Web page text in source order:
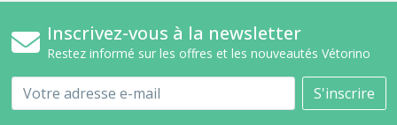
Inscrivez-vous à la newsletter
Restez informé sur les offres et les nouveautés Vétorino
Email S'inscrire